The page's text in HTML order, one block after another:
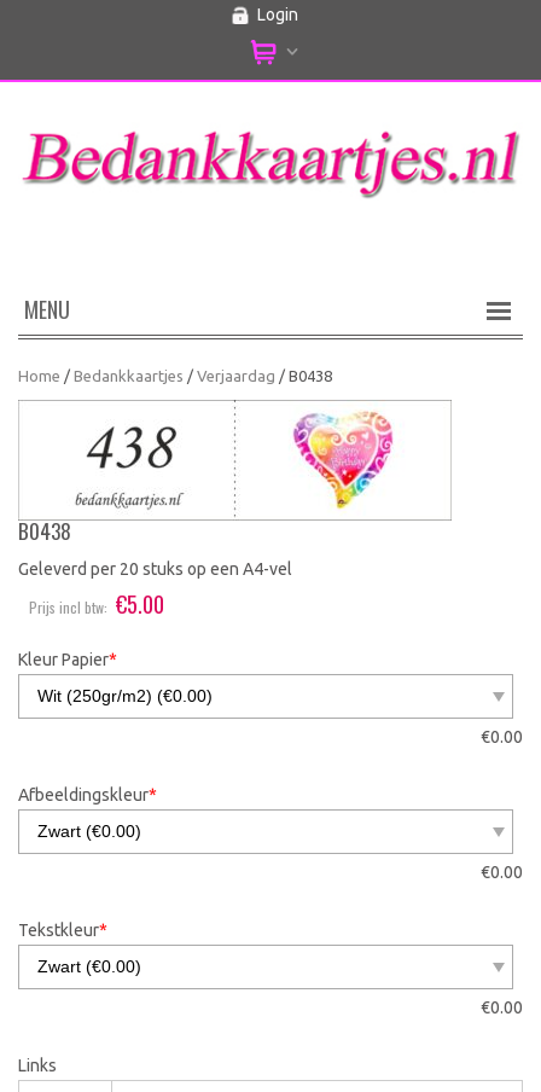
Login
MENU
Home / Bedankkaartjes / Verjaardag / B0438
B0438
Geleverd per 20 stuks op een A4-vel
Prijs incl btw: €5.00
Kleur Papier*
€0.00
Afbeeldingskleur*
€0.00
Tekstkleur*
€0.00
Links